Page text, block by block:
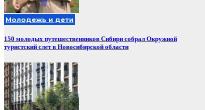
Молодежь и дети
150 молодых путешественников Сибири собрал Окружной
туристский слет в Новосибирской области